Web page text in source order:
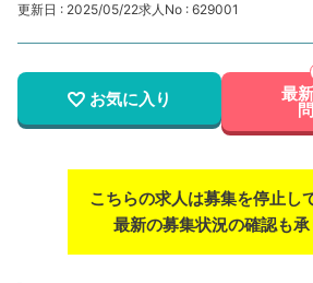
更新日 : 2025/05/22求人No : 629001
お気に入り 最
こちらの求人は募集を停止し
最新の募集状況の確認も承